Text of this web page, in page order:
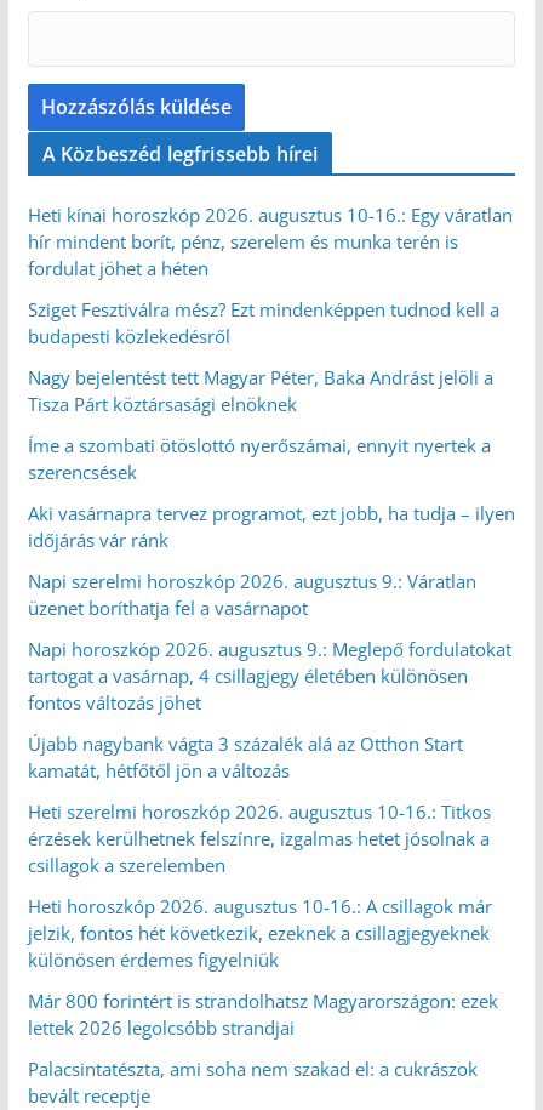
A Közbeszéd legfrissebb hírei
Heti kínai horoszkóp 2026. augusztus 10-16.: Egy váratlan
hír mindent borít, pénz, szerelem és munka terén is
fordulat jöhet a héten
Sziget Fesztiválra mész? Ezt mindenképpen tudnod kell a
budapesti közlekedésről
Nagy bejelentést tett Magyar Péter, Baka Andrást jelöli a
Tisza Párt köztársasági elnöknek
Íme a szombati ötöslottó nyerőszámai, ennyit nyertek a
szerencsések
Aki vasárnapra tervez programot, ezt jobb, ha tudja – ilyen
időjárás vár ránk
Napi szerelmi horoszkóp 2026. augusztus 9.: Váratlan
üzenet boríthatja fel a vasárnapot
Napi horoszkóp 2026. augusztus 9.: Meglepő fordulatokat
tartogat a vasárnap, 4 csillagjegy életében különösen
fontos változás jöhet
Újabb nagybank vágta 3 százalék alá az Otthon Start
kamatát, hétfőtől jön a változás
Heti szerelmi horoszkóp 2026. augusztus 10-16.: Titkos
érzések kerülhetnek felszínre, izgalmas hetet jósolnak a
csillagok a szerelemben
Heti horoszkóp 2026. augusztus 10-16.: A csillagok már
jelzik, fontos hét következik, ezeknek a csillagjegyeknek
különösen érdemes figyelniük
Már 800 forintért is strandolhatsz Magyarországon: ezek
lettek 2026 legolcsóbb strandjai
Palacsintatészta, ami soha nem szakad el: a cukrászok
bevált receptje